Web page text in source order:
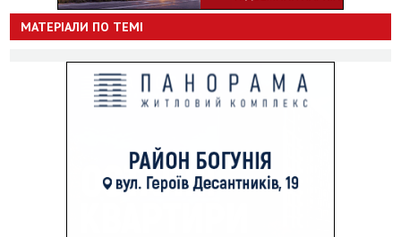
МАТЕРІАЛИ ПО ТЕМІ